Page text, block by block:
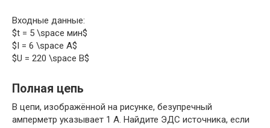
Входные данные:
$t = 5 \space мин$
$I = 6 \space А$
$U = 220 \space В$
Полная цепь
В цепи, изображённой на рисунке, безупречный
амперметр указывает 1 А. Найдите ЭДС источника, если